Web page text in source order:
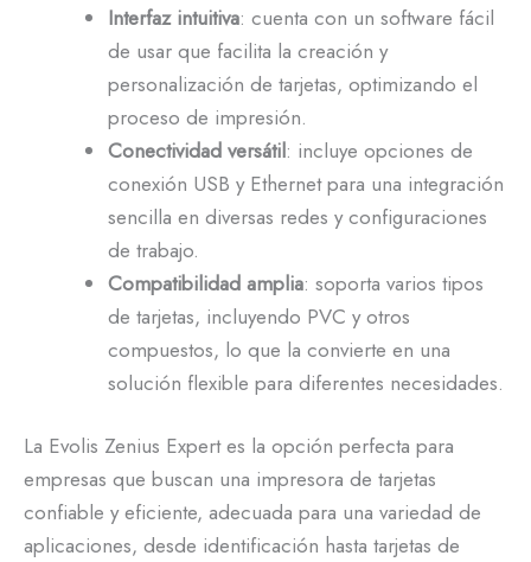
Interfaz intuitiva: cuenta con un software fácil
de usar que facilita la creación y
personalización de tarjetas, optimizando el
proceso de impresión.
Conectividad versátil: incluye opciones de
conexión USB y Ethernet para una integración
sencilla en diversas redes y configuraciones
de trabajo.
Compatibilidad amplia: soporta varios tipos
de tarjetas, incluyendo PVC y otros
compuestos, lo que la convierte en una
solución flexible para diferentes necesidades.
La Evolis Zenius Expert es la opción perfecta para
empresas que buscan una impresora de tarjetas
confiable y eficiente, adecuada para una variedad de
aplicaciones, desde identificación hasta tarjetas de